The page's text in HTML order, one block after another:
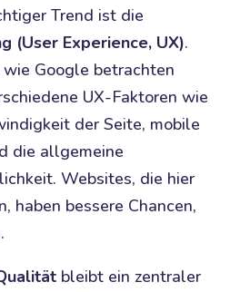
Trend ist die
(User Experience, UX).
wie Google betrachten
UX-Faktoren wie
der Seite, mobile
die allgemeine
Websites, die hier
haben bessere Chancen,
bleibt ein zentraler